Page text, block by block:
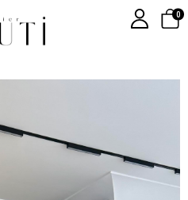
0